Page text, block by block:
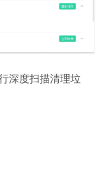
深度扫描清理垃